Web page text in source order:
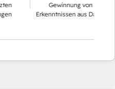
Gewinnung von
Erkenntnissen aus Daten